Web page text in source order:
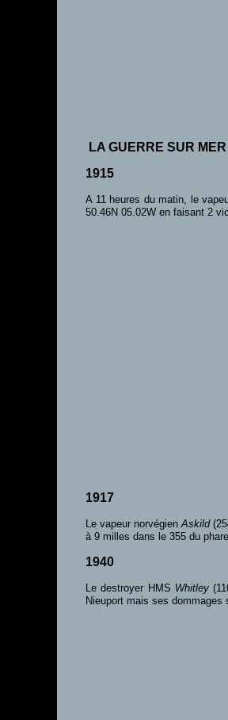
LA GUERRE SUR MER
1915
A 11 heures du matin, le
50.46N 05.02W en faisant 2
1917
Le vapeur norvégienAskild
à 9 milles dans le 355 du
1940
Le destroyer HMS Whitley
Nieuport mais ses